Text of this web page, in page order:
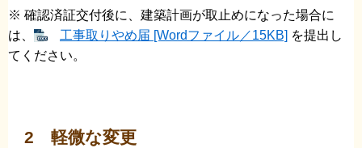
※ 確認済証交付後に、建築計画が取止めになった場合に
は、
工事取りやめ届 [Wordファイル／15KB] を提出し
てください。
2 軽微な変更